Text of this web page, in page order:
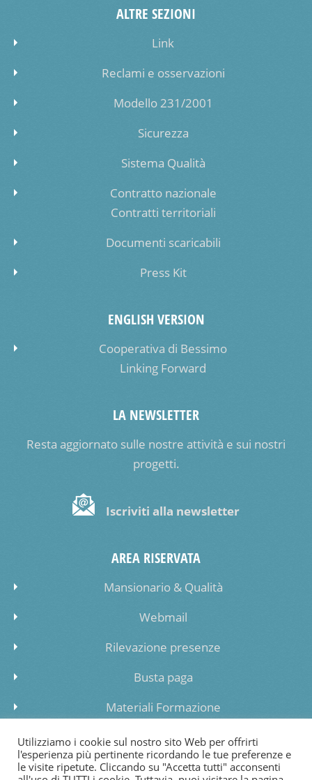
ALTRE SEZIONI
Link
Reclami e osservazioni
Modello 231/2001
Sicurezza
Sistema Qualità
Contratto nazionale
Contratti territoriali
Documenti scaricabili
Press Kit
ENGLISH VERSION
Cooperativa di Bessimo
Linking Forward
LA NEWSLETTER
Resta aggiornato sulle nostre attività e sui nostri
progetti.
Iscriviti alla newsletter
AREA RISERVATA
Mansionario & Qualità
Webmail
Rilevazione presenze
Busta paga
Materiali Formazione
Inserimento dati lista di attesa
Utilizziamo i cookie sul nostro sito Web per offrirti
l'esperienza più pertinente ricordando le tue preferenze e
le visite ripetute. Cliccando su "Accetta tutti" acconsenti